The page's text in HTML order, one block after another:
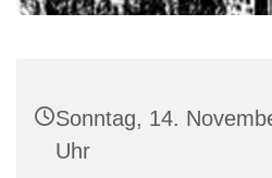
Sonntag, 14.
Uhr